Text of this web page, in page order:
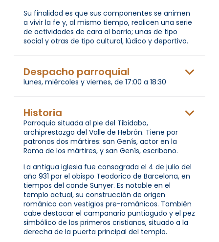
Su finalidad es que sus componentes se animen
a vivir la fe y, al mismo tiempo, realicen una serie
de actividades de cara al barrio; unas de tipo
social y otras de tipo cultural, lúdico y deportivo.
Despacho parroquial
lunes, miércoles y viernes, de 17:00 a 18:30
Historia
Parroquia situada al pie del Tibidabo,
archiprestazgo del Valle de Hebrón. Tiene por
patronos dos mártires: san Genís, actor en la
Roma de los mártires, y san Genís, escribano.
La antigua iglesia fue consagrada el 4 de julio del
año 931 por el obispo Teodorico de Barcelona, ​​en
tiempos del conde Sunyer. Es notable en el
templo actual, su construcción de origen
románico con vestigios pre-románicos. También
cabe destacar el campanario puntiagudo y el pez
simbólico de los primeros cristianos, situado a la
derecha de la puerta principal del templo.